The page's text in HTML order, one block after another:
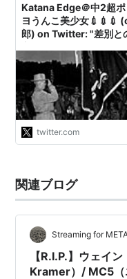
Katana Edge＠中2超
ヨうんこ美少女💉💉💉
郎) on Twitter: "差別と
けた日系人は命を賭け
ちは社会の役に立つ」
のような者に対しては
礼するのだ。彼らが単
被害者面しているばか
なったろう？
http://t.co/
twitter.com
関連ブログ
Streaming for
【R.I.P.】ウェイ
Kramer）/ MC5（